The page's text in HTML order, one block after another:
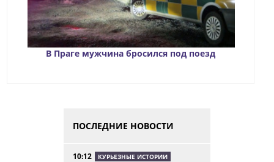
В Праге мужчина бросился под поезд
ПОСЛЕДНИЕ НОВОСТИ
10:12 КУРЬЕЗНЫЕ ИСТОРИИ